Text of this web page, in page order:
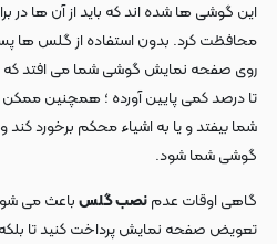
این گوشی ها شده اند که باید از آن ها
محافظت کرد. بدون استفاده از گلس ها
روی صفحه نمایش گوشی شما می افتد که
تا درصد کمی پایین آورده ؛ همچنین
شما بیفتد و یا به اشیاء محکم برخورد
گوشی شما شود.
گاهی اوقات عدمنصب گلسباعث می
تعویض صفحه نمایش پرداخت کنید تا بلکه